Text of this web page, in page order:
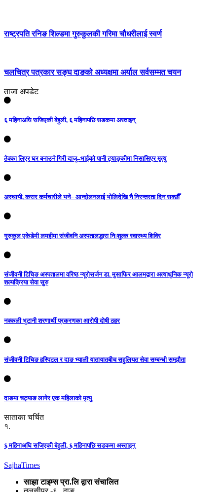
राष्ट्रपति रनिङ शिल्डमा गुरुकुलकी गरिमा चौधरीलाई स्वर्ण
चलचित्र पत्रकार सङ्घ दाङको अध्यक्षमा अर्याल सर्वसम्मत चयन
ताजा अपडेट
६ महिनाअघि सजिएकी बेहुली, ६ महिनापछि सडकमा अस्ताइन्
ठेक्का लिएर घर बनाउने गिरी दाजु–भाईको पानी ट्याङ्कीमा निसासिएर मृत्यु
अस्थायी, करार कर्मचारीले भने– आन्दोलनलाई भोलिदेखि नै निरन्तरता दिन सक्छौँ
गुरुकुल एकेडेमी लमहीमा संजीवनि अस्पतालद्धारा निःशुल्क स्वास्थ्य शिविर
संजीवनी टिचिङ अस्पतालमा वरिष्ठ न्यूरोसर्जन डा. मुसाफिर आलमद्वारा अत्याधुनिक न्यूरो
शल्यक्रिया सेवा सुरु
नक्कली भुटानी शरणार्थी प्रकरणका आरोपी दोषी ठहर
संजीवनी टिचिङ हस्पिटल र दाङ भ्याली यातायातबीच सहुलियत सेवा सम्बन्धी सम्झौता
दाङमा चट्याङ लागेर एक महिलाको मृत्यु
साताका चर्चित
१.
६ महिनाअघि सजिएकी बेहुली, ६ महिनापछि सडकमा अस्ताइन्
SajhaTimes
साझा टाइम्स प्रा.लि द्वारा संचालित